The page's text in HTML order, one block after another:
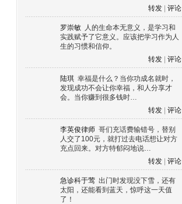
转发
评论
罗崇敏 人的生命本无意义，是学习和
实践赋予了它意义。应该把学习作为人
生的习惯和信仰。
转发
评论
陆琪 幸福是什么？当你功成名就时，
发现成功不会让你幸福，和人分享才
会。当你赚到很多钱时…
转发
评论
李英俊律师 哥们充话费输错号，替别
人交了100元，就打过去电话想让对方
充点回来。对方特郁闷地说…
转发
评论
急诊科于莺 出门时发现没下雪，还有
太阳，还能看到蓝天，惊呼这一天值
了！